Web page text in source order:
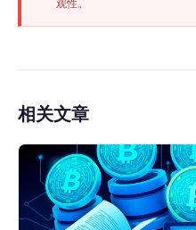
观性。
相关文章